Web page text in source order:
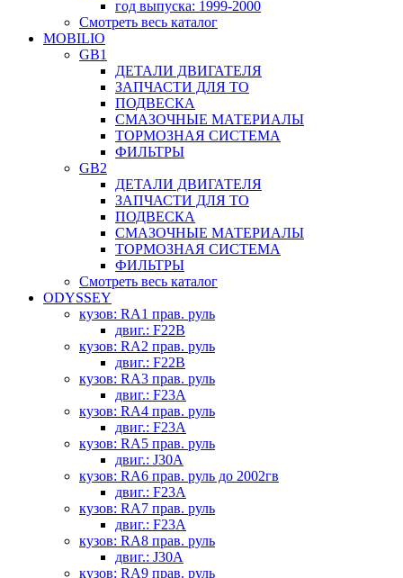
год выпуска: 1999-2000
Смотреть весь каталог
MOBILIO
GB1
ДЕТАЛИ ДВИГАТЕЛЯ
ЗАПЧАСТИ ДЛЯ ТО
ПОДВЕСКА
СМАЗОЧНЫЕ МАТЕРИАЛЫ
ТОРМОЗНАЯ СИСТЕМА
ФИЛЬТРЫ
GB2
ДЕТАЛИ ДВИГАТЕЛЯ
ЗАПЧАСТИ ДЛЯ ТО
ПОДВЕСКА
СМАЗОЧНЫЕ МАТЕРИАЛЫ
ТОРМОЗНАЯ СИСТЕМА
ФИЛЬТРЫ
Смотреть весь каталог
ODYSSEY
кузов: RA1 прав. руль
двиг.: F22B
кузов: RA2 прав. руль
двиг.: F22B
кузов: RA3 прав. руль
двиг.: F23A
кузов: RA4 прав. руль
двиг.: F23A
кузов: RA5 прав. руль
двиг.: J30A
кузов: RA6 прав. руль до 2002гв
двиг.: F23A
кузов: RA7 прав. руль
двиг.: F23A
кузов: RA8 прав. руль
двиг.: J30A
кузов: RA9 прав. руль